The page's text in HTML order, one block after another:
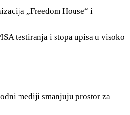
„Freedom House“ i
testiranja i stopa upisa u visoko
mediji smanjuju prostor za